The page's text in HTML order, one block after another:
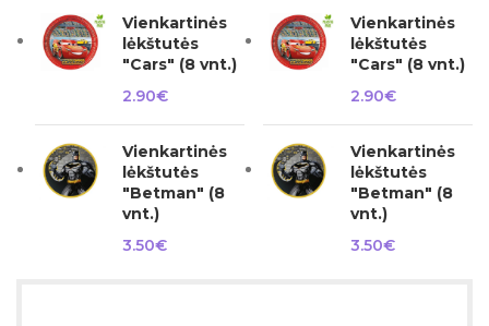
Vienkartinės
lėkštutės
"Cars" (8 vnt.)
2.90€
Vienkartinės
lėkštutės
"Betman" (8
vnt.)
3.50€
Vienkartinės
lėkštutės
"Cars" (8 vnt.)
2.90€
Vienkartinės
lėkštutės
"Betman" (8
vnt.)
3.50€